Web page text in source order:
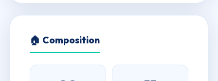
🏠 Composition